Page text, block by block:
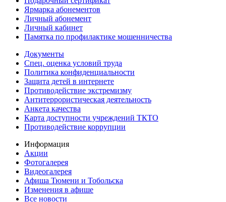
Ярмарка абонементов
Личный абонемент
Личный кабинет
Памятка по профилактике мошенничества
Документы
Спец. оценка условий труда
Политика конфиденциальности
Защита детей в интернете
Противодействие экстремизму
Антитеррористическая деятельность
Анкета качества
Карта доступности учреждений ТКТО
Противодействие коррупции
Информация
Акции
Фотогалерея
Видеогалерея
Афиша Тюмени и Тобольска
Изменения в афише
Все новости